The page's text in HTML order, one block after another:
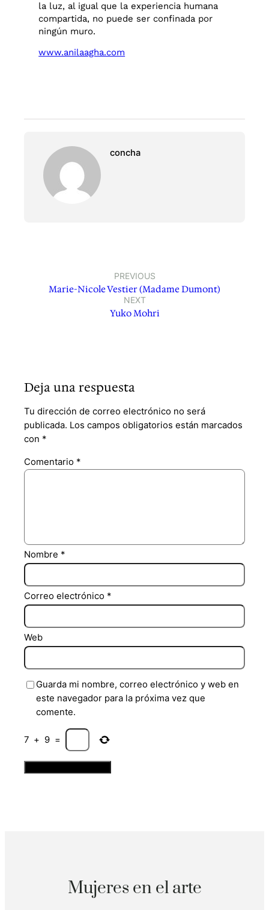
la luz, al igual que la experiencia humana
compartida, no puede ser confinada por
ningún muro.
www.anilaagha.com
concha
PREVIOUS
Marie-Nicole Vestier (Madame Dumont)
NEXT
Yuko Mohri
Deja una respuesta
Tu dirección de correo electrónico no será
publicada. Los campos obligatorios están marcados
con *
Comentario *
Nombre *
Correo electrónico *
Web
Guarda mi nombre, correo electrónico y web en
este navegador para la próxima vez que
comente.
7 + 9 =
Mujeres en el arte